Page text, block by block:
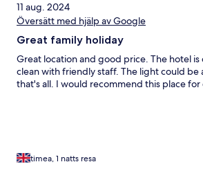
11 aug. 2024
Översätt med hjälp av Google
Great family holiday
Great location and good price. The hotel
clean with friendly staff. The light could
that's all. I would recommend this place for
timea, 1 natts resa